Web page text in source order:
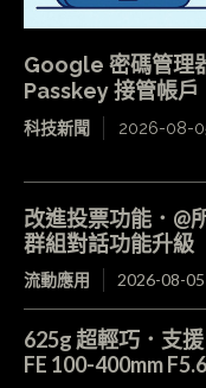
Google 密碼管理
Passkey 接管帳戶
科技新聞 2026-08-
改進投票功能．
群組對話功能升級
流動應用 2026-08-05
625g 超輕巧．支
FE 100-400mm